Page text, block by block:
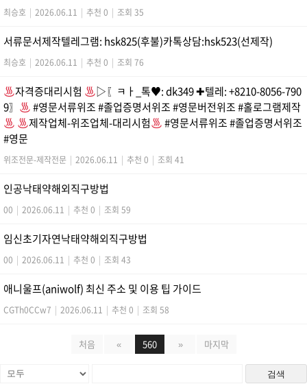
최승호 | 2026.06.11 | 추천 0 | 조회 35
서류문서제작텔레그램: hsk825(후불)카톡상담:hsk523(선제작)
최승호 | 2026.06.11 | 추천 0 | 조회 76
자격증대리시험 ▷〖ㅋㅏ_톡♥: dk349 ✚텔레: +8210-8056-790
9〗
#영문서류위조 #졸업증명서위조 #영문버전위조 #홀로그램제작
제작업체-위조업체-대리시험
#영문서류위조 #졸업증명서위조
#영문
위조전문-제작전문 | 2026.06.11 | 추천 0 | 조회 41
인공낙태약해외직구방법
00 | 2026.06.11 | 추천 0 | 조회 59
임신초기자연낙태약해외직구방법
00 | 2026.06.11 | 추천 0 | 조회 43
애니울프(aniwolf) 최신 주소 및 이용 팁 가이드
CGTh0CCw7 | 2026.06.11 | 추천 0 | 조회 58
처음 « 560 » 마지막
검색